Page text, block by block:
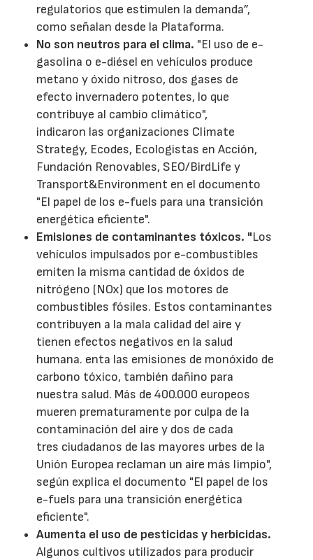
regulatorios que estimulen la demanda”,
como señalan desde la Plataforma.
No son neutros para el clima. "El uso de e-
gasolina o e-diésel en vehículos produce
metano y óxido nitroso, dos gases de
efecto invernadero potentes, lo que
contribuye al cambio climático",
indicaron las organizaciones Climate
Strategy, Ecodes, Ecologistas en Acción,
Fundación Renovables, SEO/BirdLife y
Transport&Environment en el documento
"El papel de los e-fuels para una transición
energética eficiente".
Emisiones de contaminantes tóxicos. "Los
vehículos impulsados por e-combustibles
emiten la misma cantidad de óxidos de
nitrógeno (NOx) que los motores de
combustibles fósiles. Estos contaminantes
contribuyen a la mala calidad del aire y
tienen efectos negativos en la salud
humana. enta las emisiones de monóxido de
carbono tóxico, también dañino para
nuestra salud. Más de 400.000 europeos
mueren prematuramente por culpa de la
contaminación del aire y dos de cada
tres ciudadanos de las mayores urbes de la
Unión Europea reclaman un aire más limpio",
según explica el documento "El papel de los
e-fuels para una transición energética
eficiente".
Aumenta el uso de pesticidas y herbicidas.
Algunos cultivos utilizados para producir